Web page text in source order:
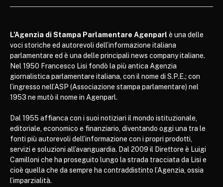
L’Agenzia di Stampa Parlamentare Agenparl è una delle
voci storiche ed autorevoli dell’informazione italiana
parlamentare ed è una delle principali news company italiane.
Nel 1950 Francesco Lisi fondò la più antica Agenzia
giornalistica parlamentare italiana, con il nome di S.P.E.; con
l’ingresso nell’ASP (Associazione stampa parlamentare) nel
1953 ne mutò il nome in Agenparl.
Dal 1955 affianca con i suoi notiziari il mondo istituzionale,
editoriale, economico e finanziario, diventando oggi una tra le
fonti più autorevoli dell’informazione con i propri prodotti,
servizi e soluzioni all’avanguardia. Dal 2009 il Direttore è Luigi
Camilloni che ha proseguito lungo la strada tracciata da Lisi e
cioè quella che da sempre ha contraddistinto l’Agenzia, ossia
l’imparzialità.